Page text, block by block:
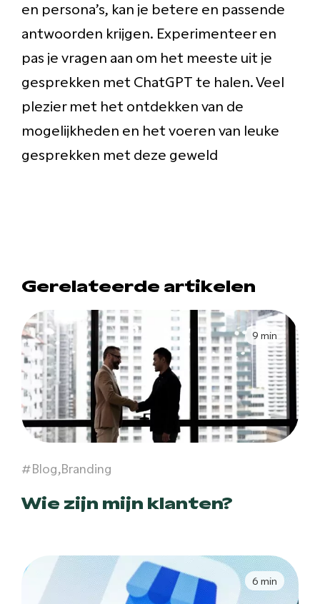
en persona’s, kan je betere en passende
antwoorden krijgen. Experimenteer en
pas je vragen aan om het meeste uit je
gesprekken met ChatGPT te halen. Veel
plezier met het ontdekken van de
mogelijkheden en het voeren van leuke
gesprekken met deze geweld
Gerelateerde artikelen
9 min
#Blog,Branding
Wie zijn mijn klanten?
6 min